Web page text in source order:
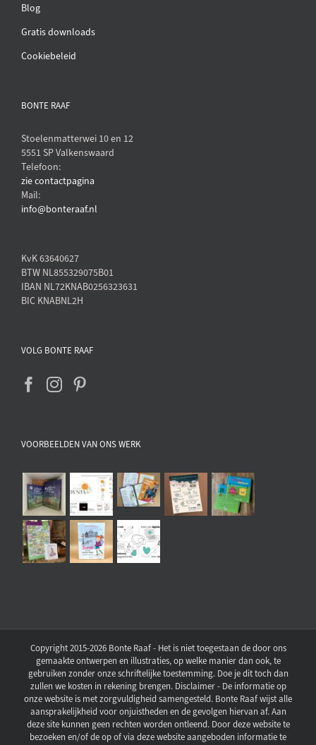
Blog
Gratis downloads
Cookiebeleid
BONTE RAAF
Stoelenmatterwei 10 en 12
5551 SP Valkenswaard
Telefoon:
zie contactpagina
Mail:
info@bonteraaf.nl
KvK 63640627
BTW NL855329075B01
IBAN NL72KNAB0256323631
BIC KNABNL2H
VOLG BONTE RAAF
VOORBEELDEN VAN ONS WERK
Copyright 2015-2026 Bonte Raaf - Het is niet toegestaan de door ons
gemaakte ontwerpen en illustraties, op welke manier dan ook, te
gebruiken zonder onze schriftelijke toestemming. Doe je dit toch dan
zullen we kosten in rekening brengen. Disclaimer - De informatie op
onze website is met zorgvuldigheid samengesteld. Bonte Raaf wijst alle
aansprakelijkheid voor onjuistheden en de gevolgen hiervan af. Aan
deze site kunnen geen rechten worden ontleend. Door deze website te
bezoeken en/of de op of via deze website aangeboden informatie te